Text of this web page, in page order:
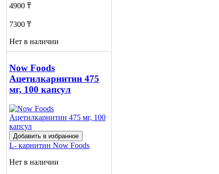
4900 ₸
7300 ₸
Нет в наличии
о наличии
Now Foods
Ацетилкарнитин 475
мг, 100 капсул
Добавить в избранное
L- карнитин Now Foods
Нет в наличии